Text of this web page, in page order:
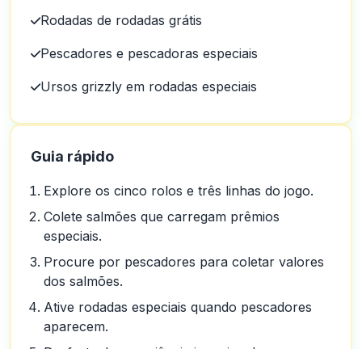
Rodadas de rodadas grátis
Pescadores e pescadoras especiais
Ursos grizzly em rodadas especiais
Guia rápido
Explore os cinco rolos e três linhas do jogo.
Colete salmões que carregam prêmios
especiais.
Procure por pescadores para coletar valores
dos salmões.
Ative rodadas especiais quando pescadores
aparecem.